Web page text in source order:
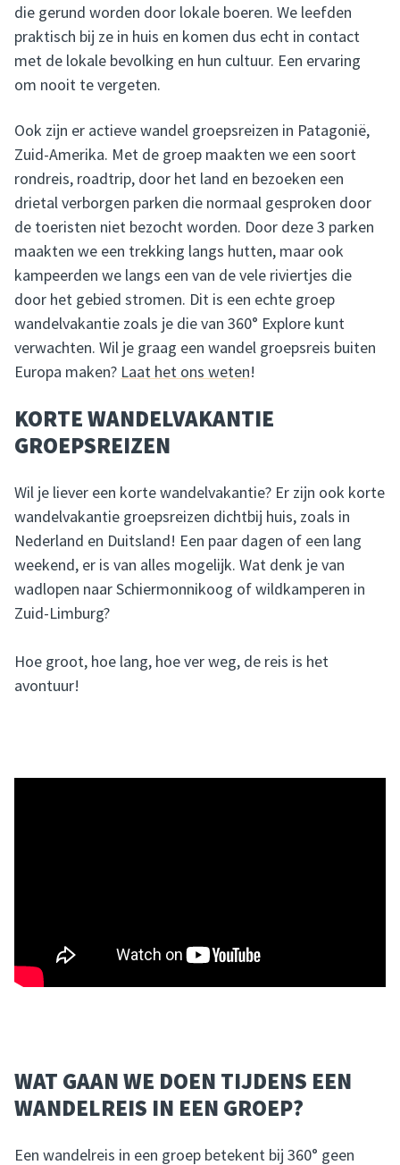
die gerund worden door lokale boeren. We leefden
praktisch bij ze in huis en komen dus echt in contact
met de lokale bevolking en hun cultuur. Een ervaring
om nooit te vergeten.
Ook zijn er actieve wandel groepsreizen in Patagonië,
Zuid-Amerika. Met de groep maakten we een soort
rondreis, roadtrip, door het land en bezoeken een
drietal verborgen parken die normaal gesproken door
de toeristen niet bezocht worden. Door deze 3 parken
maakten we een trekking langs hutten, maar ook
kampeerden we langs een van de vele riviertjes die
door het gebied stromen. Dit is een echte groep
wandelvakantie zoals je die van 360° Explore kunt
verwachten. Wil je graag een wandel groepsreis buiten
Europa maken? Laat het ons weten!
KORTE WANDELVAKANTIE
GROEPSREIZEN
Wil je liever een korte wandelvakantie? Er zijn ook korte
wandelvakantie groepsreizen dichtbij huis, zoals in
Nederland en Duitsland! Een paar dagen of een lang
weekend, er is van alles mogelijk. Wat denk je van
wadlopen naar Schiermonnikoog of wildkamperen in
Zuid-Limburg?
Hoe groot, hoe lang, hoe ver weg, de reis is het
avontuur!
WAT GAAN WE DOEN TIJDENS EEN
WANDELREIS IN EEN GROEP?
Een wandelreis in een groep betekent bij 360° geen